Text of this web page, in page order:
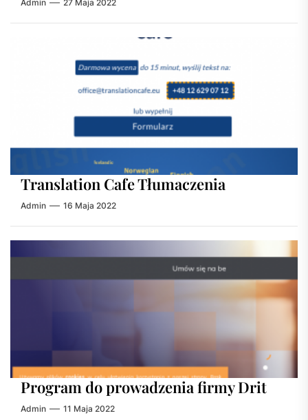
Admin 27 Maja 2022
Translation Cafe Tłumaczenia
Admin 16 Maja 2022
Program do prowadzenia firmy Drit
Admin 11 Maja 2022